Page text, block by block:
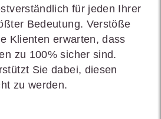
für jeden Ihrer
Bedeutung. Verstöße
Klienten erwarten, dass
zu 100% sicher sind.
Sie dabei, diesen
zu werden.